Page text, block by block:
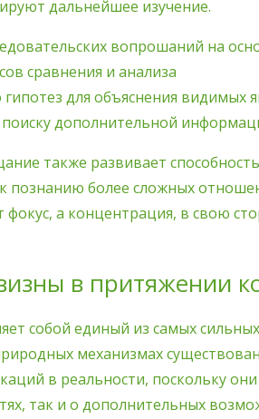
дальнейшее изучение.
вопрошаний на
сравнения и анализа
для объяснения видимых
дополнительной
также развивает
познанию более сложных
фокус, а концентрация, в свою
в притяжении
собой единый из самых
механизмах
в реальности, поскольку
так и о дополнительных